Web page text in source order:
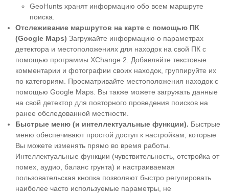
GeoHunts хранят информацию обо всем маршруте
поиска.
Отслеживание маршрутов на карте с помощью ПК
(Google Maps) Загружайте информацию о параметрах
детектора и местоположениях для находок на свой ПК с
помощью программы XChange 2. Добавляйте текстовые
комментарии и фотографии своих находок, группируйте их
по категориям. Просматривайте местоположения находок с
помощью Google Maps. Вы также можете загружать данные
на свой детектор для повторного проведения поисков на
ранее обследованной местности.
Быстрые меню (и интеллектуальные функции). Быстрые
меню обеспечивают простой доступ к настройкам, которые
Вы можете изменять прямо во время работы.
Интеллектуальные функции (чувствительность, отстройка от
помех, аудио, баланс грунта) и настраиваемая
пользовательская кнопка позволяют быстро регулировать
наиболее часто используемые параметры, не